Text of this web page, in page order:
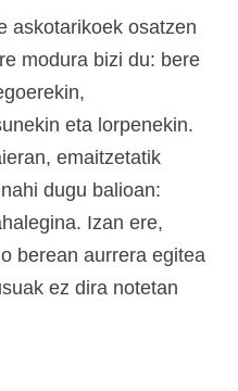
askotarikoek osatzen
modura bizi du: bere
eta lorpenekin.
emaitzetatik
dugu balioan:
Izan ere,
berean aurrera egitea
ez dira notetan